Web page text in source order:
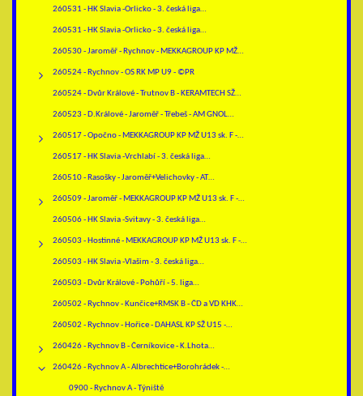
260531 - HK Slavia -Orlicko - 3. česká liga…
260531 - HK Slavia -Orlicko - 3. česká liga…
260530 - Jaroměř - Rychnov - MEKKAGROUP KP MŽ…
260524 - Rychnov - OS RK MP U9 - ©PR
260524 - Dvůr Králové - Trutnov B - KERAMTECH SŽ…
260523 - D.Králové - Jaroměř - Třebeš - AM GNOL…
260517 - Opočno - MEKKAGROUP KP MŽ U13 sk. F -…
260517 - HK Slavia -Vrchlabí - 3. česká liga…
260510 - Rasošky - Jaroměř+Velichovky - AT…
260509 - Jaroměř - MEKKAGROUP KP MŽ U13 sk. F -…
260506 - HK Slavia -Svitavy - 3. česká liga…
260503 - Hostinné - MEKKAGROUP KP MŽ U13 sk. F -…
260503 - HK Slavia -Vlašim - 3. česká liga…
260503 - Dvůr Králové - Pohůří - 5. liga…
260502 - Rychnov - Kunčice+RMSK B - ČD a VD KHK…
260502 - Rychnov - Hořice - DAHASL KP SŽ U15 -…
260426 - Rychnov B - Černíkovice - K.Lhota…
260426 - Rychnov A - Albrechtice+Borohrádek -…
0900 - Rychnov A - Týniště